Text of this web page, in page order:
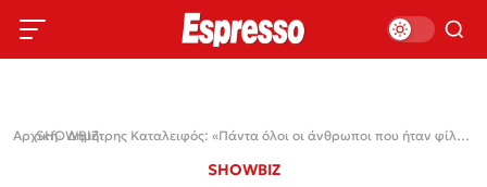
Αρχική›
SHOWBIZ› Δημήτρης Καταλειφός: «Πάντα όλοι οι άνθρωποι που ήταν φίλοι μου ήξεραν ότι το κέντρο της ύπαρξής μου ήταν το θέατρο και το σέβονταν»
SHOWBIZ